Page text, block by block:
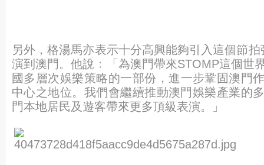
另外，格湯馬亦表示十分高興能夠引入這個節
演到澳門。他說﹕「為澳門帶來STOMP這個世
國多層次娛樂策略的一部份，進一步鞏固澳門
中心之地位。我們會繼續推動澳門娛樂產業的
門本地居民及遊客帶來更多頂級表演。
」